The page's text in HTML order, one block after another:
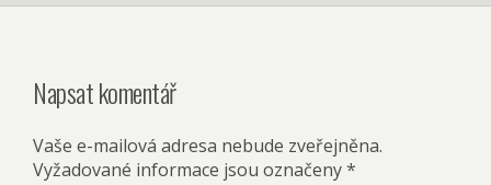
Napsat komentář
Vaše e-mailová adresa nebude zveřejněna.
Vyžadované informace jsou označeny*